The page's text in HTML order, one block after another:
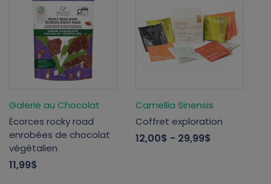
Galerie au Chocolat
Écorces rocky road
enrobées de chocolat
végétalien
11,99$
Camellia Sinensis
Coffret exploration
12,00$ - 29,99$